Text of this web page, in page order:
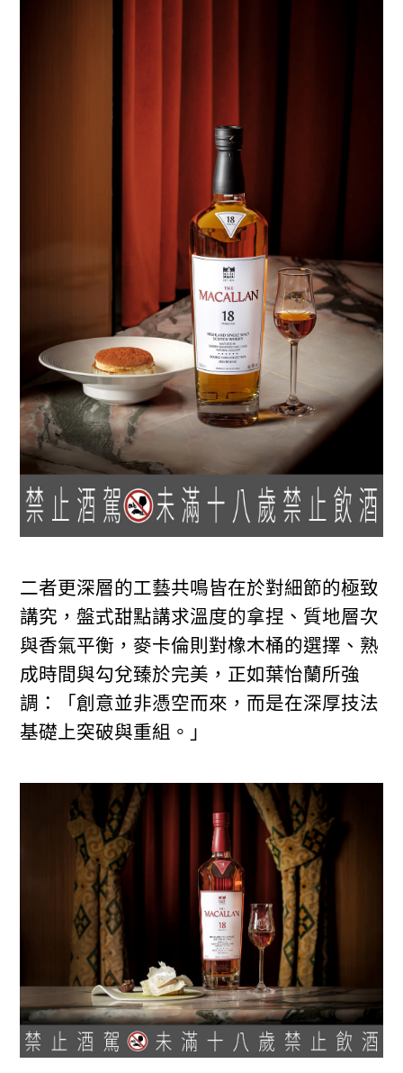
二者更深層的工藝共鳴皆在於對細節的極致
講究，盤式甜點講求溫度的拿捏、質地層次
與香氣平衡，麥卡倫則對橡木桶的選擇、熟
成時間與勾兌臻於完美，正如葉怡蘭所強
調：「創意並非憑空而來，而是在深厚技法
基礎上突破與重組。」